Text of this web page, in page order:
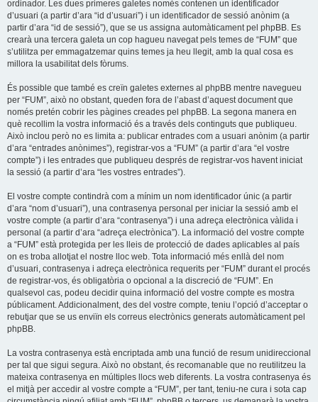
ordinador. Les dues primeres galetes només contenen un identificador
d’usuari (a partir d’ara “id d’usuari”) i un identificador de sessió anònim (a
partir d’ara “id de sessió”), que se us assigna automàticament pel phpBB. Es
crearà una tercera galeta un cop hagueu navegat pels temes de “FUM” que
s’utilitza per emmagatzemar quins temes ja heu llegit, amb la qual cosa es
millora la usabilitat dels fòrums.
És possible que també es creïn galetes externes al phpBB mentre navegueu
per “FUM”, això no obstant, queden fora de l’abast d’aquest document que
només pretén cobrir les pàgines creades pel phpBB. La segona manera en
què recollim la vostra informació és a través dels continguts que publiqueu.
Això inclou però no es limita a: publicar entrades com a usuari anònim (a partir
d’ara “entrades anònimes”), registrar-vos a “FUM” (a partir d’ara “el vostre
compte”) i les entrades que publiqueu després de registrar-vos havent iniciat
la sessió (a partir d’ara “les vostres entrades”).
El vostre compte contindrà com a mínim un nom identificador únic (a partir
d’ara “nom d’usuari”), una contrasenya personal per iniciar la sessió amb el
vostre compte (a partir d’ara “contrasenya”) i una adreça electrònica vàlida i
personal (a partir d’ara “adreça electrònica”). La informació del vostre compte
a “FUM” està protegida per les lleis de protecció de dades aplicables al país
on es troba allotjat el nostre lloc web. Tota informació més enllà del nom
d’usuari, contrasenya i adreça electrònica requerits per “FUM” durant el procés
de registrar-vos, és obligatòria o opcional a la discreció de “FUM”. En
qualsevol cas, podeu decidir quina informació del vostre compte es mostra
públicament. Addicionalment, des del vostre compte, teniu l’opció d’acceptar o
rebutjar que se us enviïn els correus electrònics generats automàticament pel
phpBB.
La vostra contrasenya està encriptada amb una funció de resum unidireccional
per tal que sigui segura. Això no obstant, és recomanable que no reutilitzeu la
mateixa contrasenya en múltiples llocs web diferents. La vostra contrasenya és
el mitjà per accedir al vostre compte a “FUM”, per tant, teniu-ne cura i sota cap